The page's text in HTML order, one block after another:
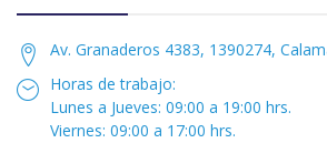
Av. Granaderos 4383, 1390274,
Horas de trabajo:
Lunes a Jueves: 09:00 a 19:00 hrs.
Viernes: 09:00 a 17:00 hrs.